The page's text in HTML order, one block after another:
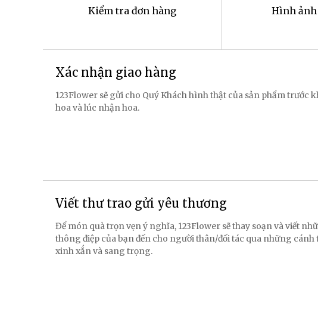
Kiểm tra đơn hàng Hình ảnh
Xác nhận giao hàng
123Flower sẽ gửi cho Quý Khách hình thật của sản phẩm trước
hoa và lúc nhận hoa.
Viết thư trao gửi yêu thương
Để món quà trọn vẹn ý nghĩa, 123Flower sẽ thay soạn và viết
thông điệp của bạn đến cho người thân/đối tác qua những
xinh xắn và sang trọng.